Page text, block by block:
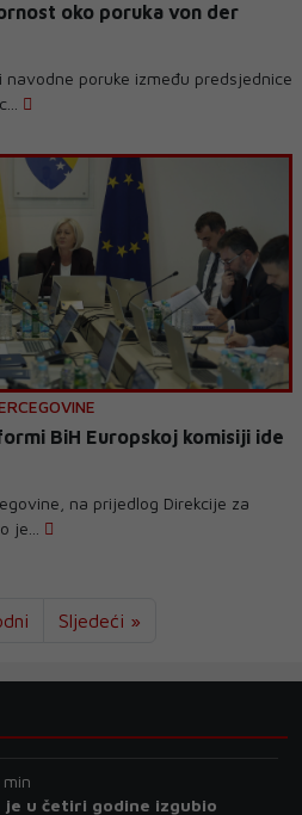
oko poruka von der
navodne poruke između predsjednice
BiH Europskoj komisiji ide
na prijedlog Direkcije za
je...
Sljedeći »
min
je u četiri godine izgubio